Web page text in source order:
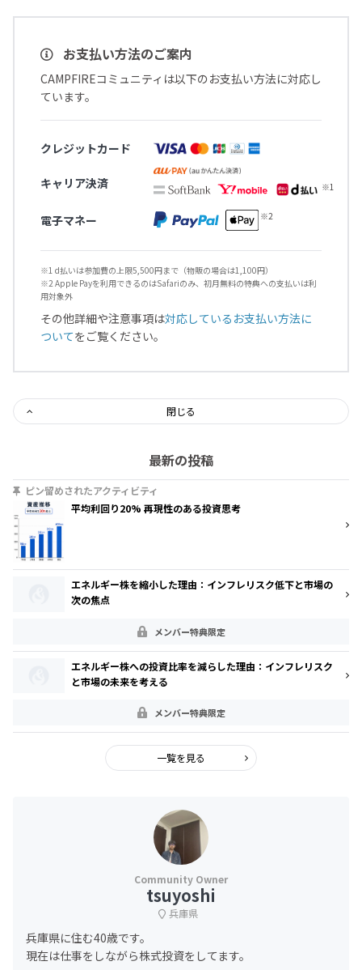
お支払い方法のご案内
CAMPFIREコミュニティは以下のお支払い方法に対応し
ています。
クレジットカード
キャリア決済
電子マネー
※1 d払いは参加費の上限5,500円まで（物販の場合は1,100円）
※2 Apple Payを利用できるのはSafariのみ、初月無料の特典への支払いは利
用対象外
その他詳細や注意事項は対応しているお支払い方法に
ついてをご覧ください。
閉じる
最新の投稿
ピン留めされたアクティビティ
平均利回り20% 再現性のある投資思考
エネルギー株を縮小した理由：インフレリスク低下と市場の
次の焦点
メンバー特典限定
エネルギー株への投資比率を減らした理由：インフレリスク
と市場の未来を考える
メンバー特典限定
一覧を見る
tsuyoshi
兵庫県
兵庫県に住む40歳です。
現在は仕事をしながら株式投資をしてます。